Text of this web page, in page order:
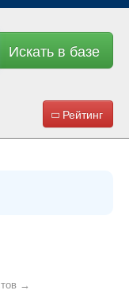
Искать в базе
Рейтинг
→